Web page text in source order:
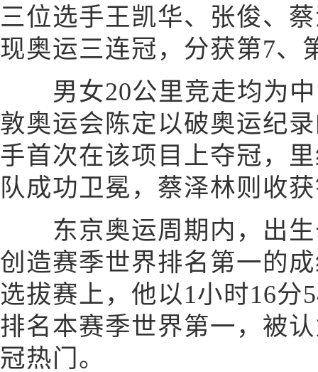
三位选手王凯华、张俊、
现奥运三连冠，分获第7、
男女20公里竞走均为中
敦奥运会陈定以破奥运纪
手首次在该项目上夺冠，
队成功卫冕，蔡泽林则收
东京奥运周期内，出生
创造赛季世界排名第一的
选拔赛上，他以1小时16分
排名本赛季世界第一，被
冠热门。